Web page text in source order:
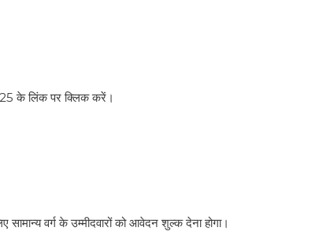
के लिंक पर क्लिक करें।
वर्ग के उम्मीदवारों को आवेदन शुल्क देना होगा।